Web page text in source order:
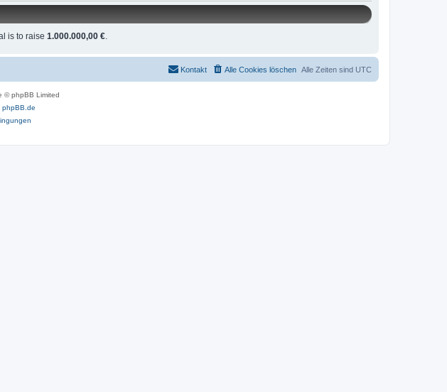
is to raise 1.000.000,00 €.
Alle Zeiten sind UTC
Alle Cookies löschen
Kontakt
© phpBB Limited
phpBB.de